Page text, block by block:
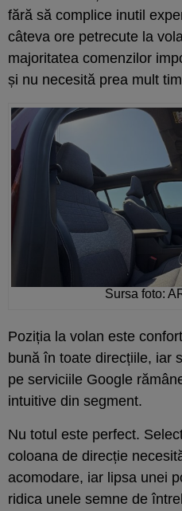
fără să complice inutil
câteva ore petrecute la
majoritatea comenzilor
și nu necesită prea mult
Sursa foto:
Poziția la volan este
bună în toate direcțiile, iar
pe serviciile Google
intuitive din segment.
Nu totul este perfect.
coloana de direcție
acomodare, iar lipsa unei
ridica unele semne de